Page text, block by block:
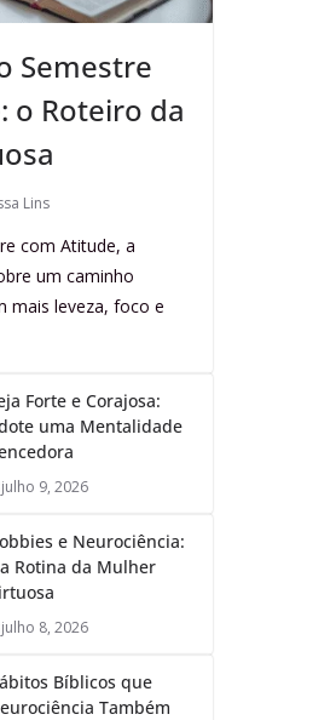
Semestre
o Roteiro da
Lins
com Atitude, a
um caminho
mais leveza, foco e
Forte e Corajosa:
uma Mentalidade
julho 9, 2026
e Neurociência:
Rotina da Mulher
julho 8, 2026
Bíblicos que
Também